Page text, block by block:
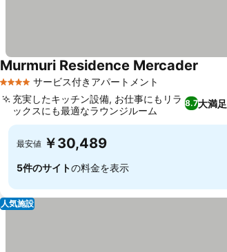
4 ホテルのランクサービス付きアパートメント
Murmuri Residence Mercader
8.7大満足
充実したキッチン設備, お仕事にもリラ
ックスにも最適なラウンジルーム
最安値 ￥30,489
5件のサイトの料金を表示
人気施設